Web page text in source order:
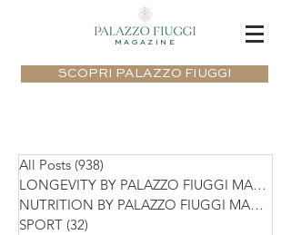
MAGAZINE
SCOPRI PALAZZO FIUGGI
All Posts (938)
LONGEVITY BY PALAZZO FIUGGI MAGAZIN
NUTRITION BY PALAZZO FIUGGI MAGAZIN
SPORT (32)